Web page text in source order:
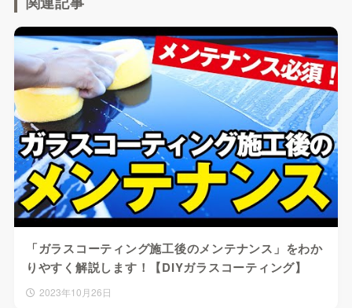
「ガラスコーティング施工後のメンテナンス」をわか
りやすく解説します！【DIYガラスコーティング】
2023年10月26日